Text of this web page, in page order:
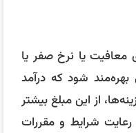
معافیت یا نرخ صفر یا
شود که درآمد
از این مبلغ بیشتر
شرایط و مقررات